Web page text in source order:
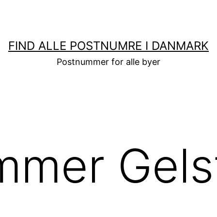
FIND ALLE POSTNUMRE I DANMARK
Postnummer for alle byer